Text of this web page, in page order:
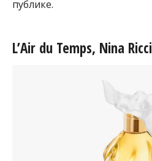
публике.
L’Air du Temps, Nina Ricci